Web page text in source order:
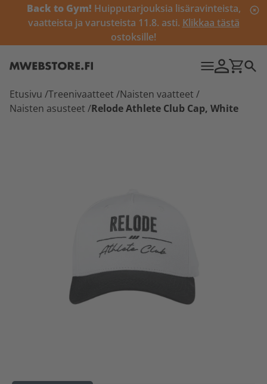
Back to Gym! Huipputarjouksia lisäravinteista,
vaatteista ja varusteista 11.8. asti. Klikkaa tästä
ostoksille!
Etusivu /Treenivaatteet /Naisten vaatteet /
Naisten asusteet /Relode Athlete Club Cap, White